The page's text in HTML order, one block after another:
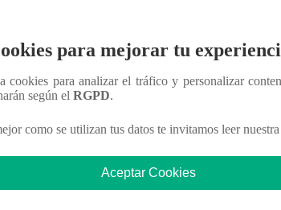
interesar
para mejorar tu
cookies para analizar el tráfico y personalizar
según el RGPD.
como se utilizan tus datos te invitamos leer
Aceptar Cookies